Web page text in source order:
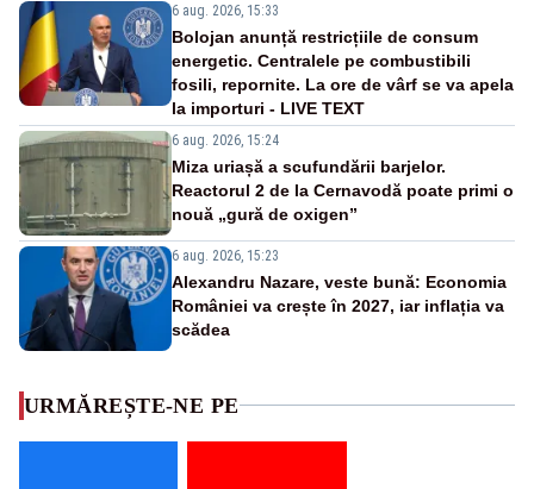
6 aug. 2026, 15:33
Bolojan anunță restricțiile de consum
energetic. Centralele pe combustibili
fosili, repornite. La ore de vârf se va apela
la importuri - LIVE TEXT
6 aug. 2026, 15:24
Miza uriașă a scufundării barjelor.
Reactorul 2 de la Cernavodă poate primi o
nouă „gură de oxigen”
6 aug. 2026, 15:23
Alexandru Nazare, veste bună: Economia
României va crește în 2027, iar inflația va
scădea
URMĂREȘTE-NE PE